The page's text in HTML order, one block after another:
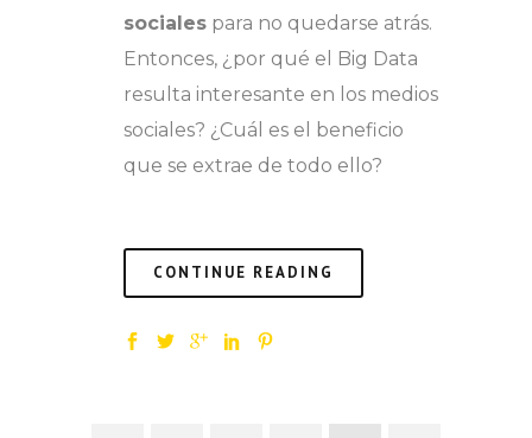
sociales para no quedarse atrás.
Entonces, ¿por qué el Big Data
resulta interesante en los medios
sociales? ¿Cuál es el beneficio
que se extrae de todo ello?
CONTINUE READING